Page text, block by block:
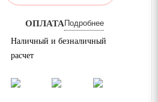
ОПЛАТА Подробнее
Наличный и безналичный
расчет